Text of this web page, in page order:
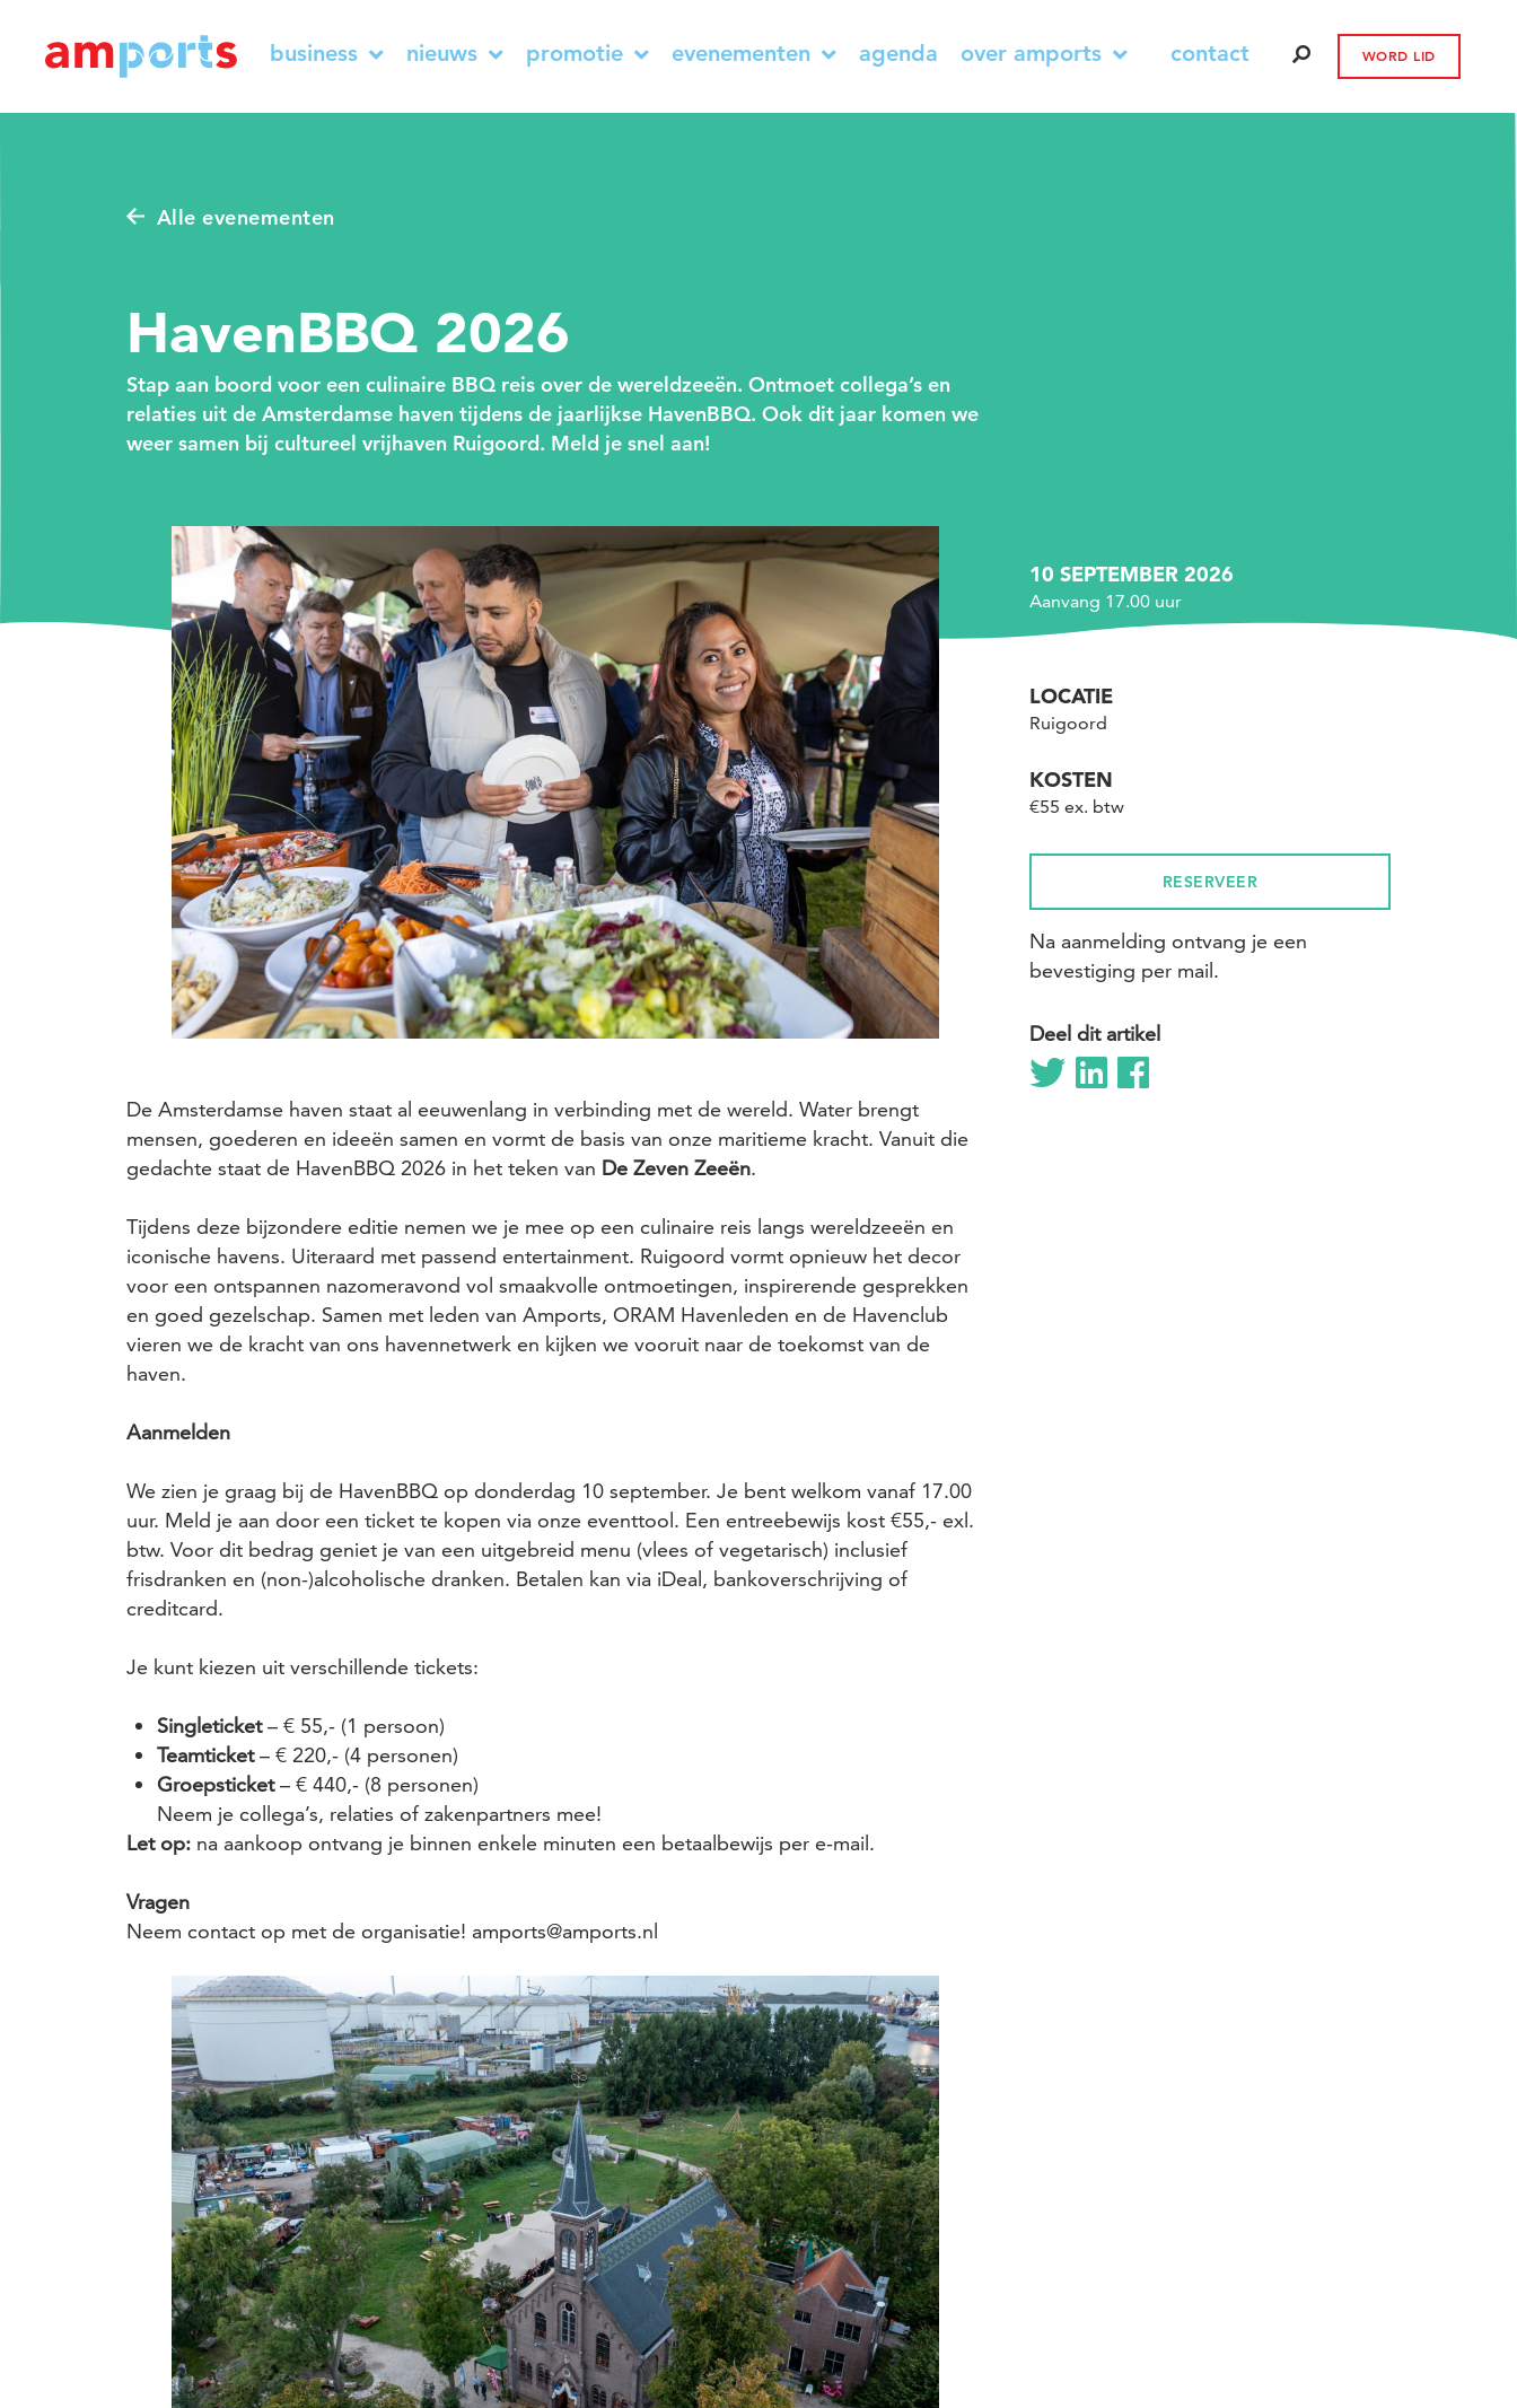
business nieuws promotie evenementen agenda over amports contact WORD LID
Alle evenementen
HavenBBQ 2026
Stap aan boord voor een culinaire BBQ reis over de wereldzeeën. Ontmoet collega’s en
relaties uit de Amsterdamse haven tijdens de jaarlijkse HavenBBQ. Ook dit jaar komen we
weer samen bij cultureel vrijhaven Ruigoord. Meld je snel aan!
De Amsterdamse haven staat al eeuwenlang in verbinding met de wereld. Water brengt
mensen, goederen en ideeën samen en vormt de basis van onze maritieme kracht. Vanuit die
gedachte staat de HavenBBQ 2026 in het teken van De Zeven Zeeën.
Tijdens deze bijzondere editie nemen we je mee op een culinaire reis langs wereldzeeën en
iconische havens. Uiteraard met passend entertainment. Ruigoord vormt opnieuw het decor
voor een ontspannen nazomeravond vol smaakvolle ontmoetingen, inspirerende gesprekken
en goed gezelschap. Samen met leden van Amports, ORAM Havenleden en de Havenclub
vieren we de kracht van ons havennetwerk en kijken we vooruit naar de toekomst van de
haven.
Aanmelden
We zien je graag bij de HavenBBQ op donderdag 10 september. Je bent welkom vanaf 17.00
uur. Meld je aan door een ticket te kopen via onze eventtool. Een entreebewijs kost €55,- exl.
btw. Voor dit bedrag geniet je van een uitgebreid menu (vlees of vegetarisch) inclusief
frisdranken en (non-)alcoholische dranken. Betalen kan via iDeal, bankoverschrijving of
creditcard.
Je kunt kiezen uit verschillende tickets:
Singleticket– € 55,- (1 persoon)
Teamticket– € 220,- (4 personen)
Groepsticket– € 440,- (8 personen)
Neem je collega’s, relaties of zakenpartners mee!
Let op: na aankoop ontvang je binnen enkele minuten een betaalbewijs per e-mail.
Vragen
Neem contact op met de organisatie! amports@amports.nl
10 SEPTEMBER 2026
Aanvang 17.00 uur
LOCATIE
Ruigoord
KOSTEN
€55 ex. btw
RESERVEER
Na aanmelding ontvang je een
bevestiging per mail.
Deel dit artikel